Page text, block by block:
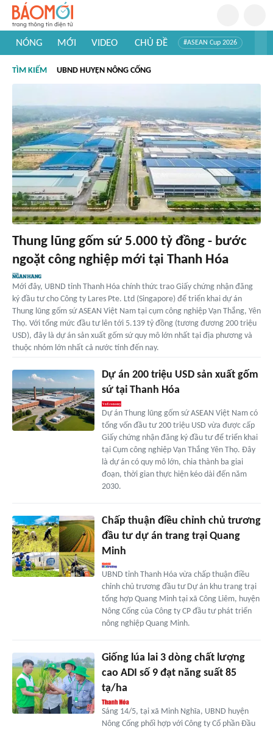
NÓNG MỚI VIDEO CHỦ ĐỀ #ASEAN Cup 2026
#Khám phá thế giới
TÌM KIẾM UBND HUYỆN NÔNG CỐNG
Thung lũng gốm sứ 5.000 tỷ đồng - bước
ngoặt công nghiệp mới tại Thanh Hóa
Mới đây, UBND tỉnh Thanh Hóa chính thức trao Giấy chứng nhận đăng
ký đầu tư cho Công ty Lares Pte. Ltd (Singapore) để triển khai dự án
Thung lũng gốm sứ ASEAN Việt Nam tại cụm công nghiệp Vạn Thắng, Yên
Thọ. Với tổng mức đầu tư lên tới 5.139 tỷ đồng (tương đương 200 triệu
USD), đây là dự án sản xuất gốm sứ quy mô lớn nhất tại địa phương và
thuộc nhóm lớn nhất cả nước tính đến nay.
Dự án 200 triệu USD sản xuất gốm
sứ tại Thanh Hóa
Dự án Thung lũng gốm sứ ASEAN Việt Nam có
tổng vốn đầu tư 200 triệu USD vừa được cấp
Giấy chứng nhận đăng ký đầu tư để triển khai
tại Cụm công nghiệp Vạn Thắng Yên Thọ. Đây
là dự án có quy mô lớn, chia thành ba giai
đoạn, thời gian thực hiện kéo dài đến năm
2030.
Chấp thuận điều chỉnh chủ trương
đầu tư dự án trang trại Quang
Minh
UBND tỉnh Thanh Hóa vừa chấp thuận điều
chỉnh chủ trương đầu tư Dự án khu trang trại
tổng hợp Quang Minh tại xã Công Liêm, huyện
Nông Cống của Công ty CP đầu tư phát triển
nông nghiệp Quang Minh.
Giống lúa lai 3 dòng chất lượng
cao ADI số 9 đạt năng suất 85
tạ/ha
Sáng 14/5, tại xã Minh Nghĩa, UBND huyện
Nông Cống phối hợp với Công ty Cổ phần Đầu